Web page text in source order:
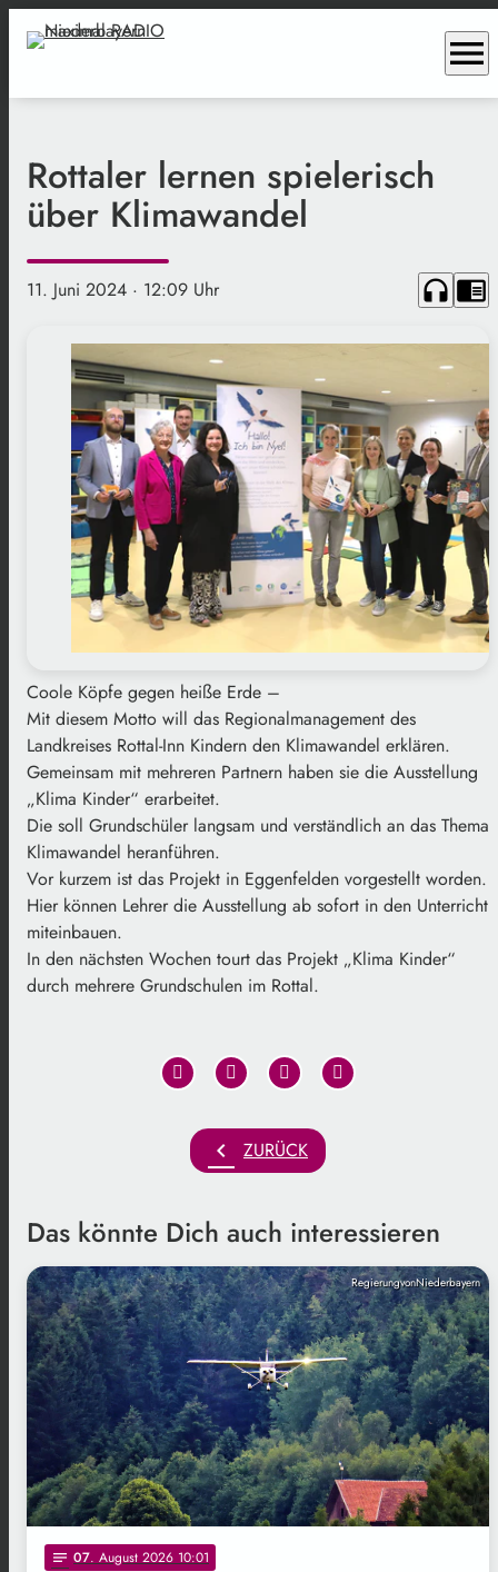
menu
Rottaler lernen spielerisch
über Klimawandel
11. Juni 2024 · 12:09 Uhr headphones chrome_reader_mode
Coole Köpfe gegen heiße Erde –
Mit diesem Motto will das Regionalmanagement des
Landkreises Rottal-Inn Kindern den Klimawandel erklären.
Gemeinsam mit mehreren Partnern haben sie die Ausstellung
„Klima Kinder“ erarbeitet.
Die soll Grundschüler langsam und verständlich an das Thema
Klimawandel heranführen.
Vor kurzem ist das Projekt in Eggenfelden vorgestellt worden.
Hier können Lehrer die Ausstellung ab sofort in den Unterricht
miteinbauen.
In den nächsten Wochen tourt das Projekt „Klima Kinder“
durch mehrere Grundschulen im Rottal.
chevron_left ZURÜCK
Das könnte Dich auch interessieren
RegierungvonNiederbayern
notes 07. August 2026 10:01